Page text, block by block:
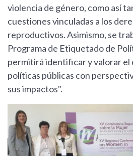
violencia de género, como así
cuestiones vinculadas a los
reproductivos. Asimismo, se
Programa de Etiquetado de
permitirá identificar y valorar el
políticas públicas con
sus impactos".